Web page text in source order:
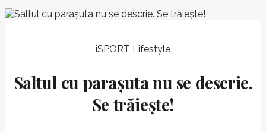
iSPORT Lifestyle
Saltul cu parașuta nu se descrie.
Se trăiește!